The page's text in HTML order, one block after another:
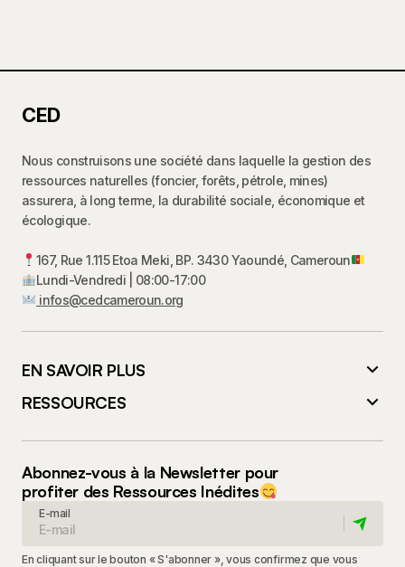
CED
Nous construisons une société dans laquelle la gestion des
ressources naturelles (foncier, forêts, pétrole, mines)
assurera, à long terme, la durabilité sociale, économique et
écologique.
167, Rue 1.115 Etoa Meki, BP. 3430 Yaoundé, Cameroun
Lundi-Vendredi | 08:00-17:00
infos@cedcameroun.org
EN SAVOIR PLUS
RESSOURCES
Abonnez-vous à la Newsletter pour
profiter des Ressources Inédites
E-mail
En cliquant sur le bouton « S'abonner », vous confirmez que vous